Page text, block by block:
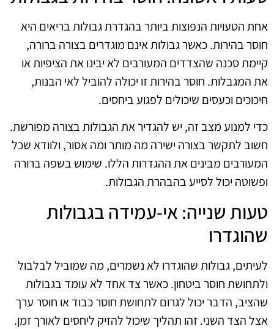
אחת הטעויות הנפוצות ביותר בהגדרת גבולות בריאים היא
חוסר בהירות. כאשר גבולות אינם מוגדרים בצורה ברורה,
קיימת סכנה שהצדדים המעורבים לא יבינו את הציפיות או
את המגבלות. חוסר בהירות זו יכולה להוביל לאי הבנות,
חיכוכים וכעסים שיכולים לפגוע ביחסים.
כדי למנוע מצב זה, יש להגדיר את הגבולות בצורה מפורשת.
חשוב לתקשר בצורה ישירה מה מותר ומה אסור, ולוודא שכל
המעורבים מבינים את ההגדרות הללו. שימוש בשפה ברורה
ופשוטה יכול לסייע בהבהרת הגבולות.
טעות שנייה: אי-עמידה בגבולות
שהוגדרו
לעיתים, גבולות שהוגדרו לא נשמרים, מה שמוביל לבלבול
ולתחושת חוסר ביטחון. כאשר צד אחד לא עומד בגבולות
שהציב, הדבר יכול לגרום לתחושת חוסר כבוד או חוסר ערך
אצל הצד השני. זהו תהליך שיכול להזיק ליחסים לאורך זמן.